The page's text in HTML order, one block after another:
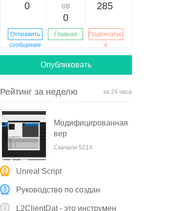
0
ов
0
285
Отправить
сообщение
Главная
Подписатьс
я
Опубликовать
Рейтинг за неделю за 24 часа
Модифицированная
вер
Скачали:5214
Unreal Script
Руководство по создан
L2ClientDat - это инструмен